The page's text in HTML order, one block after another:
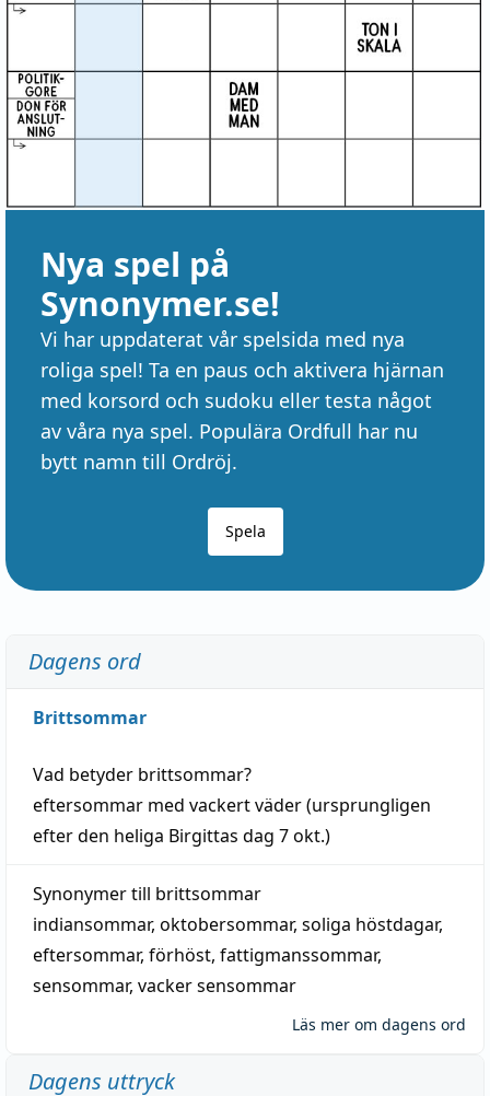
Nya spel på
Synonymer.se!
Vi har uppdaterat vår spelsida med nya
roliga spel! Ta en paus och aktivera hjärnan
med korsord och sudoku eller testa något
av våra nya spel. Populära Ordfull har nu
bytt namn till Ordröj.
Spela
Dagens ord
Brittsommar
Vad betyder brittsommar?
eftersommar med vackertväder(ursprungligen
efter den heliga Birgittas dag 7 okt.)
Synonymer till brittsommar
indiansommar, oktobersommar, soliga höstdagar,
eftersommar, förhöst, fattigmanssommar,
sensommar, vacker sensommar
Läs mer om dagens ord
Dagens uttryck